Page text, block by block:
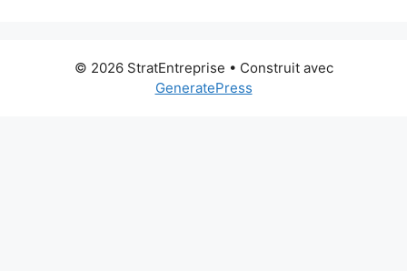
© 2026 StratEntreprise • Construit avec
GeneratePress